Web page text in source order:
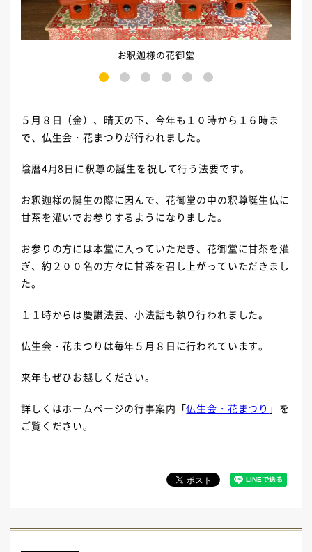
お釈迦様の花御堂
3 4 5 6
５月８日（金）、晴天の下、今年も１０時から１６時ま
で、仏生会・花まつりが行われました。
陰暦4月8日に釈尊の誕生を祝して行う法要です。
お釈迦様の誕生の際に因んで、花御堂の中の釈尊誕生仏に
甘茶を灌いでお参りするようになりました。
お参りの方には本堂に入っていただき、花御堂に甘茶を灌
ぎ、約２００名の方々に甘茶を召し上がっていただきまし
た。
１１時からは慶讃法要、小法話も執り行われました。
仏生会・花まつりは毎年５月８日に行われています。
来年もぜひお越しください。
詳しくはホームページの行事案内「仏生会・花まつり 」を
ご覧ください。